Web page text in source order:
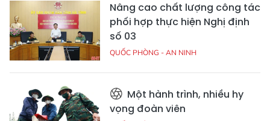
Nâng cao chất lượng công tác
phối hợp thực hiện Nghị định
số 03
QUỐC PHÒNG - AN NINH
Một hành trình, nhiều hy
vọng đoàn viên